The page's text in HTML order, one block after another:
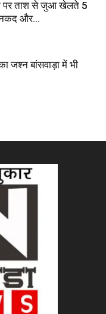
पर ताश से जुआ खेलते 5
नकद और...
जश्न बांसवाड़ा में भी